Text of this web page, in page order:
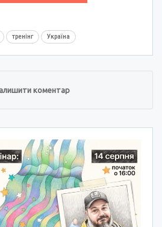
тренінг Україна
коментар